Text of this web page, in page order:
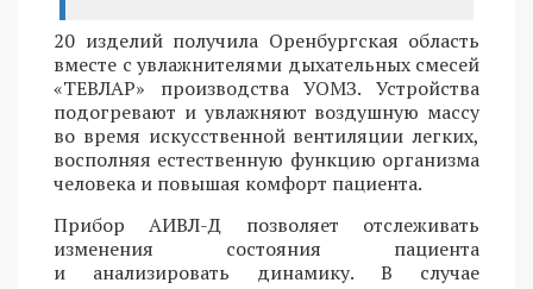
20 изделий получила Оренбургская область
вместе с увлажнителями дыхательных смесей
«ТЕВЛАР» производства УОМЗ. Устройства
подогревают и увлажняют воздушную массу
во время искусственной вентиляции легких,
восполняя естественную функцию организма
человека и повышая комфорт пациента.
Прибор АИВЛ-Д позволяет отслеживать
изменения состояния пациента
и анализировать динамику. В случае